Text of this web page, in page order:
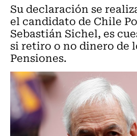
Su declaración se
el candidato de Chile
Sebastián Sichel, es
si retiro o no dinero de
Pensiones.